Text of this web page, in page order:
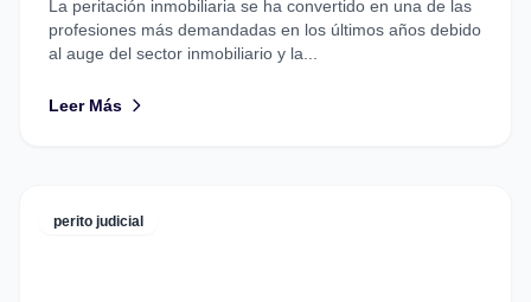
La peritación inmobiliaria se ha convertido en una de las
profesiones más demandadas en los últimos años debido
al auge del sector inmobiliario y la...
Leer Más
perito judicial